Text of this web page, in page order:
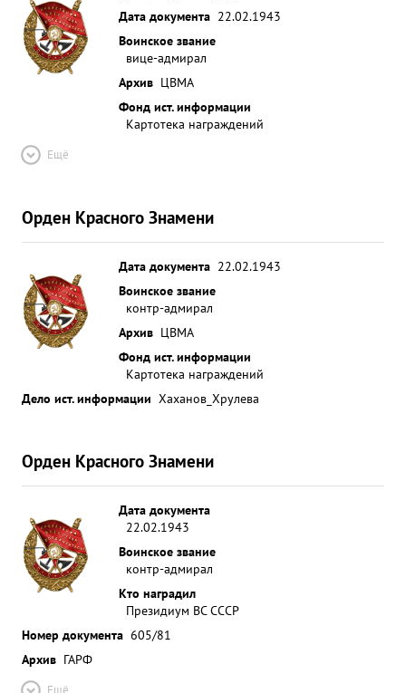
Дата документа 22.02.1943
Воинское звание
вице-адмирал
Архив ЦВМА
Фонд ист. информации
Картотека награждений
Ещё
Орден Красного Знамени
Дата документа 22.02.1943
Воинское звание
контр-адмирал
Архив ЦВМА
Фонд ист. информации
Картотека награждений
Дело ист. информации Хаханов_Хрулева
Орден Красного Знамени
Дата документа
22.02.1943
Воинское звание
контр-адмирал
Кто наградил
Президиум ВС СССР
Номер документа 605/81
Архив ГАРФ
Ещё